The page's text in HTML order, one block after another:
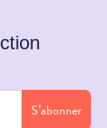
S’abonner